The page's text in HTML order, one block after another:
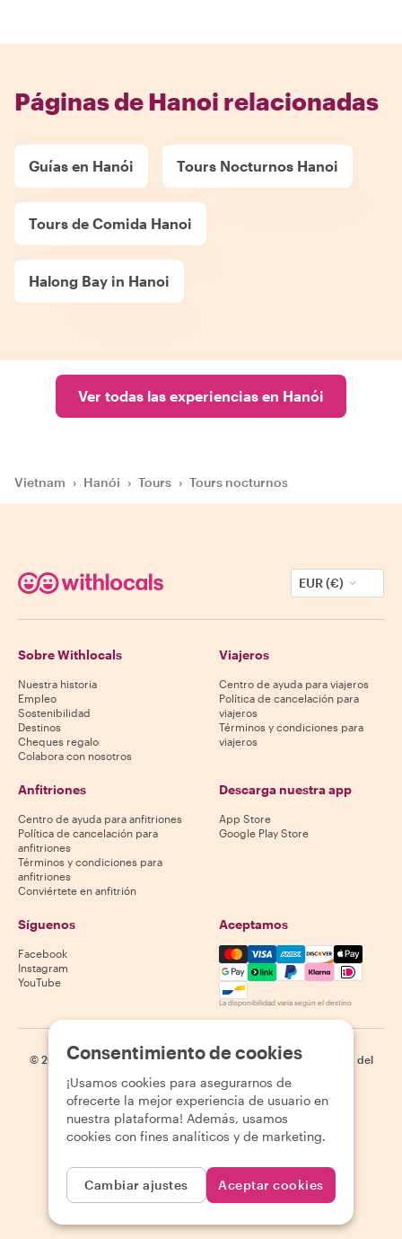
Páginas de Hanoi relacionadas
Guías en Hanói Tours Nocturnos Hanoi
Tours de Comida Hanoi
Halong Bay in Hanoi
Ver todas las experiencias en Hanói
Vietnam › Hanói › Tours › Tours nocturnos
EUR (€)
Sobre Withlocals
Nuestra historia
Empleo
Sostenibilidad
Destinos
Cheques regalo
Colabora con nosotros
Viajeros
Centro de ayuda para viajeros
Política de cancelación para
viajeros
Términos y condiciones para
viajeros
Anfitriones
Centro de ayuda para anfitriones
Política de cancelación para
anfitriones
Términos y condiciones para
anfitriones
Conviértete en anfitrión
Descarga nuestra app
App Store
Google Play Store
Síguenos
Facebook
Instagram
YouTube
Aceptamos
Mastercard, Visa, Amex,
La disponibilidad varía según el destino
© 2026 Withlocals.com | Política de privacidad | Cookies
Mapa del
Consentimiento de cookies
¡Usamos cookies para asegurarnos de
ofrecerte la mejor experiencia de usuario en
nuestra plataforma! Además, usamos
cookies con fines analíticos y de marketing.
Cambiar ajustes Aceptar cookies